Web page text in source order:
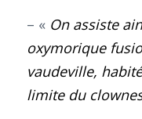
– « On assiste
oxymorique
vaudeville,
limite du